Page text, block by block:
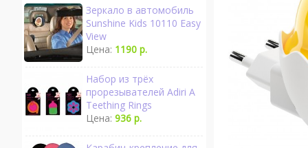
Зеркало в автомобиль
Sunshine Kids 10110 Easy
View
Цена: 1190 р.
Набор из трёх
прорезывателей Adiri A
Teething Rings
Цена: 936 р.